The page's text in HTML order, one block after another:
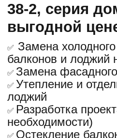
38-2, серия
выгодной
✅ Замена
балконов и лоджий
✅ Замена
✅ Утепление и
лоджий
✅ Разработка
необходимости)
✅ Остекление